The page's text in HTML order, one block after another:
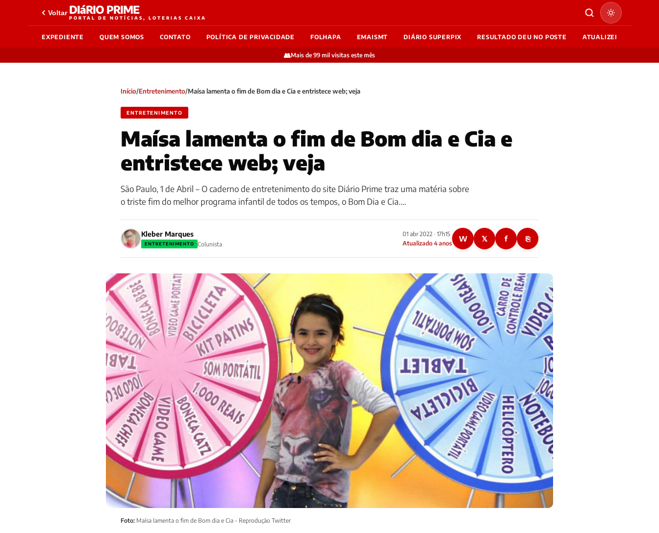
Voltar DIáRIO PRIME
PORTAL DE NOTÍCIAS, LOTERIAS CAIXA
EXPEDIENTE QUEM SOMOS CONTATO POLÍTICA DE PRIVACIDADE FOLHAPA EMAISMT DIÁRIO SUPERPIX RESULTADO DEU NO POSTE ATUALIZEI
👥Mais de 99 mil visitas este mês
Início/Entretenimento/Maísa lamenta o fim de Bom dia e Cia e entristece web; veja
ENTRETENIMENTO
Maísa lamenta o fim de Bom dia e Cia e
entristece web; veja
São Paulo, 1 de Abril – O caderno de entretenimento do site Diário Prime traz uma matéria sobre
o triste fim do melhor programa infantil de todos os tempos, o Bom Dia e Cia.…
Kleber Marques
ENTRETENIMENTO Colunista
01 abr 2022 · 17h15
Atualizado 4 anos
W 𝕏 f ⎘
Foto: Maísa lamenta o fim de Bom dia e Cia - Reprodução Twitter